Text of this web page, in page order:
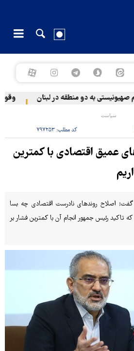
به دو منطقه در لبنان وقوع
سیاست
کد مطلب: ۷۹۷۲۵۳
عمیق اقتصادی با کمترین
گفت: اصلاح روندهای نادرست اقتصادی چه بسا
تاکید رئیس جمهور انجام آن با کمترین فشار بر